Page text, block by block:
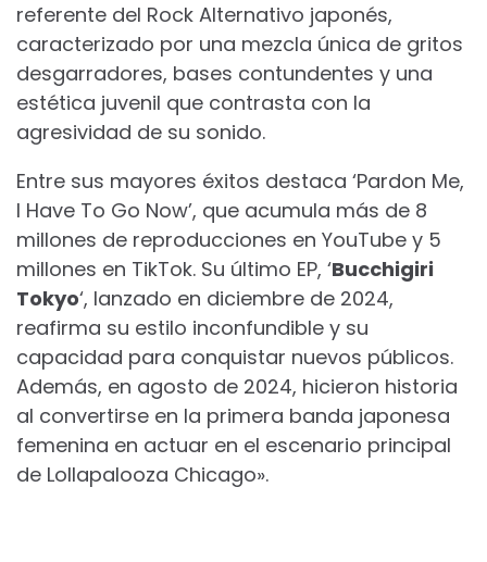
referente del Rock Alternativo japonés,
caracterizado por una mezcla única de gritos
desgarradores, bases contundentes y una
estética juvenil que contrasta con la
agresividad de su sonido.
Entre sus mayores éxitos destaca ‘Pardon Me,
I Have To Go Now’, que acumula más de 8
millones de reproducciones en YouTube y 5
millones en TikTok. Su último EP, ‘Bucchigiri
Tokyo‘, lanzado en diciembre de 2024,
reafirma su estilo inconfundible y su
capacidad para conquistar nuevos públicos.
Además, en agosto de 2024, hicieron historia
al convertirse en la primera banda japonesa
femenina en actuar en el escenario principal
de Lollapalooza Chicago».